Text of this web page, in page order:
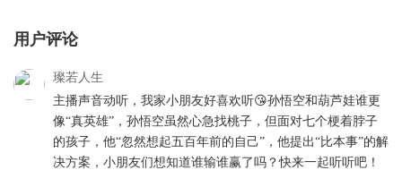
用户评论
璨若人生
主播声音动听，我家小朋友好喜欢听😘孙悟空和葫芦娃谁更
像“真英雄”，孙悟空虽然心急找桃子，但面对七个梗着脖子
的孩子，他“忽然想起五百年前的自己”，他提出“比本事”的解
决方案，小朋友们想知道谁输谁赢了吗？快来一起听听吧！